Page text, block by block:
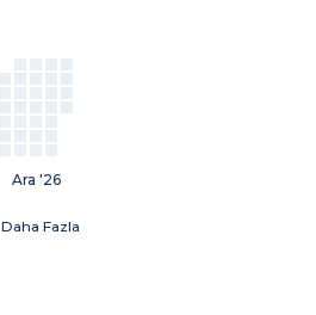
Ara '26
Daha Fazla